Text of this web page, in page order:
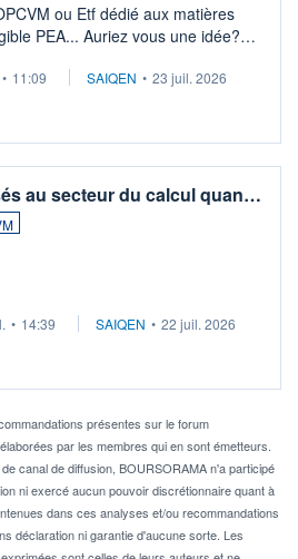
ou Etf dédié aux matières
PEA... Auriez vous une idée?
• 11:09 SAIQEN • 23 juil. 2026
au secteur du calcul quan…
actions individuelles.
soit éligible au PEA.
• 14:39 SAIQEN • 22 juil. 2026
présentes sur le forum
par les membres qui en sont émetteurs.
canal de diffusion, BOURSORAMA n'a participé
ni exercé aucun pouvoir discrétionnaire quant à
dans ces analyses et/ou recommandations
déclaration ni garantie d'aucune sorte. Les